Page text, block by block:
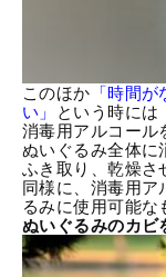
このほか 「時間
い」
という時には
消毒用アルコール
ぬいぐるみ全体に
ふき取り、乾燥さ
同様に、消毒用ア
るみに使用可能な
ぬいぐるみのカビ